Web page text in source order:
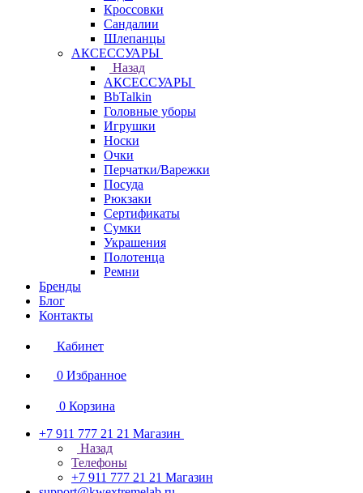
Кроссовки
Сандалии
Шлепанцы
АКСЕССУАРЫ
Назад
АКСЕССУАРЫ
BbTalkin
Головные уборы
Игрушки
Носки
Очки
Перчатки/Варежки
Посуда
Рюкзаки
Сертификаты
Сумки
Украшения
Полотенца
Ремни
Бренды
Блог
Контакты
Кабинет
0 Избранное
0 Корзина
+7 911 777 21 21 Магазин
Назад
Телефоны
+7 911 777 21 21 Магазин